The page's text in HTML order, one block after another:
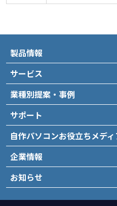
製品情報
サービス
業種別提案・事例
サポート
自作パソコンお役立ちメデ
企業情報
お知らせ